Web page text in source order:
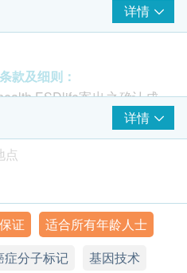
高达93-97%
测并非分析基因序列，而
」前中间产物- mRNA的
因就会具有高度活性，为
工」，所以mRNA的产量
相关的mRNA分子标记的
状况，如是否罹病、疾病
瘤细胞检测?
术，检测体内循环肿瘤细
出体内有否肿瘤细胞存
详情
款及细则：
寄出之确认成
学体检中心将于随后1-2个
电客户预约身体检查的时
查询或在订单确认后1个
(电话：2369 0680)。
康网购health.ESDlife发出
工作天后寄出。客户可于
经以下方法联络客户服务
或电话 (3151
详情
点
室大楼11楼
证
适合所有年龄人士
症分子标记
基因技术